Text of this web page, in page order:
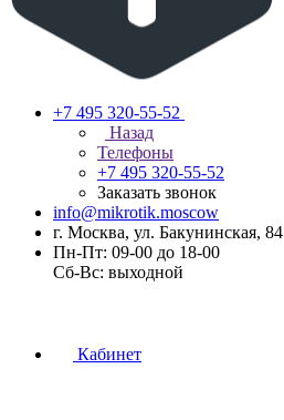
+7 495 320-55-52
Назад
Телефоны
+7 495 320-55-52
Заказать звонок
info@mikrotik.moscow
г. Москва, ул. Бакунинская, 84
Пн-Пт: 09-00 до 18-00
Сб-Вс: выходной
Кабинет